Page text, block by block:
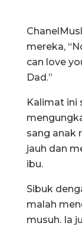
mereka,
can love
Dad.”
Kalimat ini
sang anak
jauh dan
ibu.
Sibuk
malah
musuh. Ia